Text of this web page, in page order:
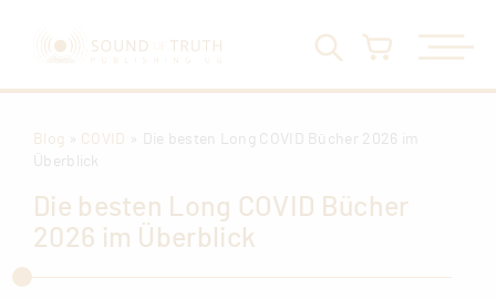
Blog COVID
» Die besten Long COVID Bücher 2026 im
Überblick
Die besten Long COVID Bücher
2026 im Überblick